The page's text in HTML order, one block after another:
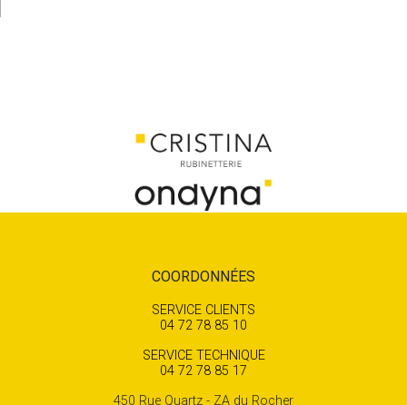
COORDONNÉES
SERVICE CLIENTS
04 72 78 85 10
SERVICE TECHNIQUE
04 72 78 85 17
450 Rue Quartz - ZA du Rocher